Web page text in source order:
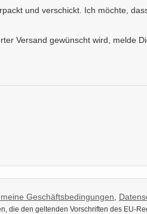
und verschickt. Ich möchte,
Versand gewünscht wird, melde
Geschäftsbedingungen
die den geltenden Vorschriften des EU-